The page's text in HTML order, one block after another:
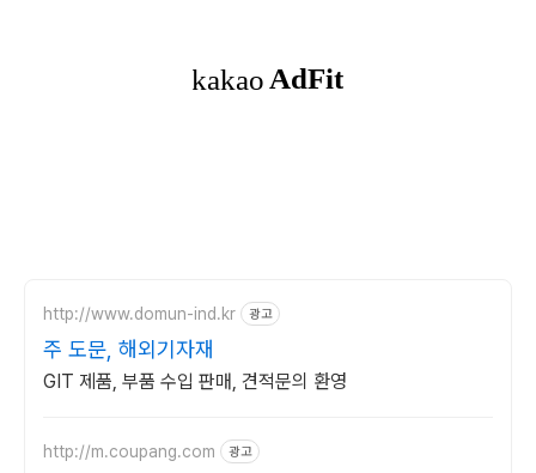
http://www.domun-ind.kr 광고
주 도문, 해외기자재
GIT 제품, 부품 수입 판매, 견적문의 환영
http://m.coupang.com 광고